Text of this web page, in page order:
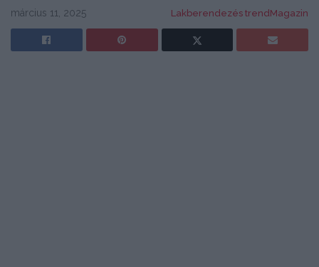
március 11, 2025 Lakberendezés trendMagazin